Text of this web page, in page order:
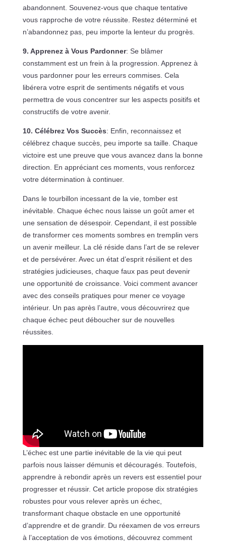
abandonnent. Souvenez-vous que chaque tentative
vous rapproche de votre réussite. Restez déterminé et
n’abandonnez pas, peu importe la lenteur du progrès.
9. Apprenez à Vous Pardonner: Se blâmer
constamment est un frein à la progression. Apprenez à
vous pardonner pour les erreurs commises. Cela
libérera votre esprit de sentiments négatifs et vous
permettra de vous concentrer sur les aspects positifs et
constructifs de votre avenir.
10. Célébrez Vos Succès: Enfin, reconnaissez et
célébrez chaque succès, peu importe sa taille. Chaque
victoire est une preuve que vous avancez dans la bonne
direction. En appréciant ces moments, vous renforcez
votre détermination à continuer.
Dans le tourbillon incessant de la vie, tomber est
inévitable. Chaque échec nous laisse un goût amer et
une sensation de désespoir. Cependant, il est possible
de transformer ces moments sombres en tremplin vers
un avenir meilleur. La clé réside dans l’art de se relever
et de persévérer. Avec un état d’esprit résilient et des
stratégies judicieuses, chaque faux pas peut devenir
une opportunité de croissance. Voici comment avancer
avec des conseils pratiques pour mener ce voyage
intérieur. Un pas après l’autre, vous découvrirez que
chaque échec peut déboucher sur de nouvelles
réussites.
L’échec est une partie inévitable de la vie qui peut
parfois nous laisser démunis et découragés. Toutefois,
apprendre à rebondir après un revers est essentiel pour
progresser et réussir. Cet article propose dix stratégies
robustes pour vous relever après un échec,
transformant chaque obstacle en une opportunité
d’apprendre et de grandir. Du réexamen de vos erreurs
à l’acceptation de vos émotions, découvrez comment